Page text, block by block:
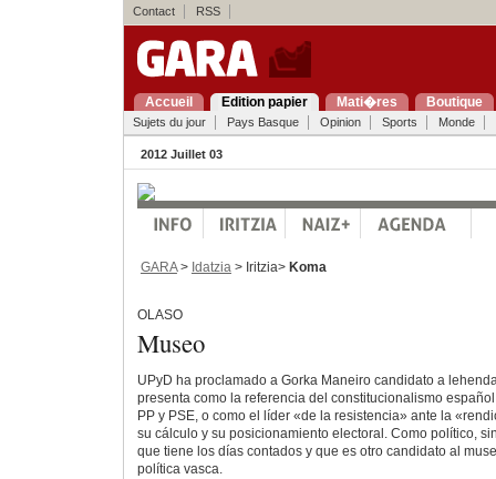
Contact RSS
Accueil Edition papier Mati�res Boutique
Sujets du jour Pays Basque Opinion Sports Monde
2012 Juillet 03
GARA> Idatzia > Iritzia> Koma
OLASO
Museo
UPyD ha proclamado a Gorka Maneiro candidato a
presenta como la referencia del constitucionalismo
PP y PSE, o como el líder «de la resistencia» ante la
su cálculo y su posicionamiento electoral. Como político,
que tiene los días contados y que es otro candidato al
política vasca.